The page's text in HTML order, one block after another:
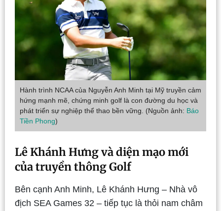
Hành trình NCAA của Nguyễn Anh Minh tại Mỹ truyền cảm
hứng mạnh mẽ, chứng minh golf là con đường du học và
phát triển sự nghiệp thể thao bền vững. (Nguồn ảnh: Báo
Tiền Phong)
Lê Khánh Hưng và diện mạo mới
của truyền thông Golf
Bên cạnh Anh Minh, Lê Khánh Hưng – Nhà vô
địch SEA Games 32 – tiếp tục là thỏi nam châm